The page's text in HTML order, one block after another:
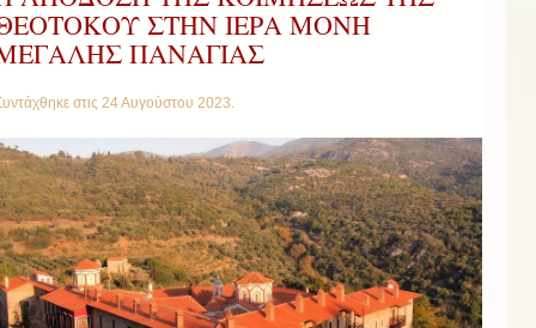
ΣΤΗΝ ΙΕΡΑ ΜΟΝΗ
ΠΑΝΑΓΙΑΣ
στις 24 Αυγούστου 2023.